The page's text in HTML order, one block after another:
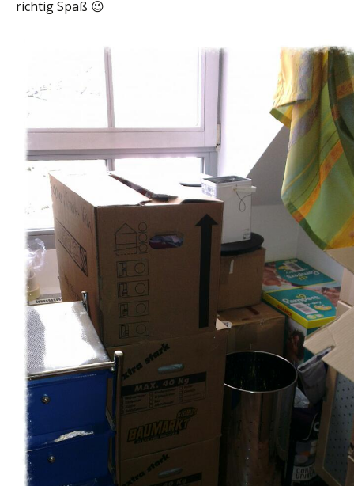
richtig Spaß 😉